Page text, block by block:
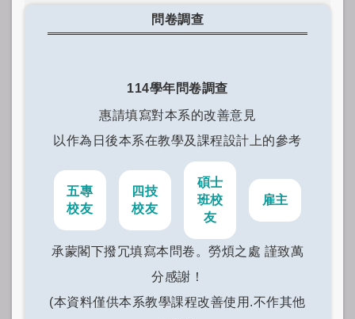
問卷調查
114學年問卷調查
惠請填寫對本系的改善意見
以作為日後本系在教學及課程設計上的參考
五專
校友
四技
校友
碩士
班校
友
雇主
承蒙閣下撥冗填寫本問卷。勞煩之處 謹致萬
分感謝！
(本資料僅供本系教學課程改善使用.不作其他